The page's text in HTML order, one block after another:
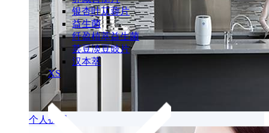
个人护理
银杏叶苁蓉片
益生菌
纤盈植萃益生菌
芸豆淡豆豉片
汉本萃
XS